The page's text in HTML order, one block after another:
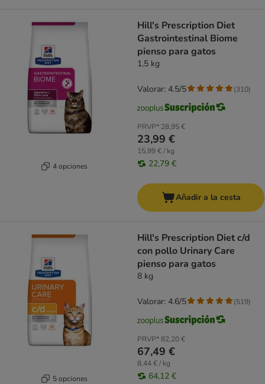
4 opciones
Hill's Prescription Diet
Gastrointestinal Biome
pienso para gatos
1,5 kg
PRVP* 28,95 €
23,99 €
15,99 € / kg
22,79 €
Valorar: 4.5/5 (310)
Añadir a la cesta
5 opciones
Hill's Prescription Diet c/d
con pollo Urinary Care
pienso para gatos
8 kg
PRVP*82,20 €
67,49 €
8,44 € / kg
64,12 €
Valorar: 4.6/5 (519)